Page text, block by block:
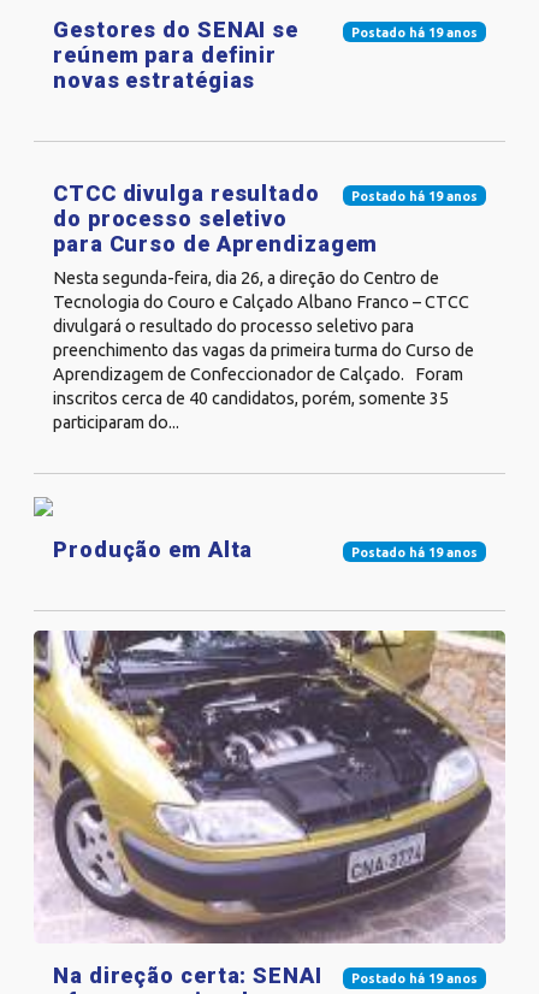
Postado há 19 anos
Gestores do SENAI se
reúnem para definir
novas estratégias
Postado há 19 anos
CTCC divulga resultado
do processo seletivo
para Curso de Aprendizagem
Nesta segunda-feira, dia 26, a direção do Centro de
Tecnologia do Couro e Calçado Albano Franco – CTCC
divulgará o resultado do processo seletivo para
preenchimento das vagas da primeira turma do Curso de
Aprendizagem de Confeccionador de Calçado. Foram
inscritos cerca de 40 candidatos, porém, somente 35
participaram do...
Postado há 19 anos
Produção em Alta
Postado há 19 anos
Na direção certa: SENAI